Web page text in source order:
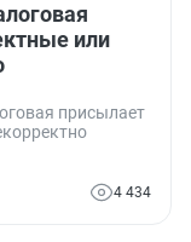
или
присылает
4 434